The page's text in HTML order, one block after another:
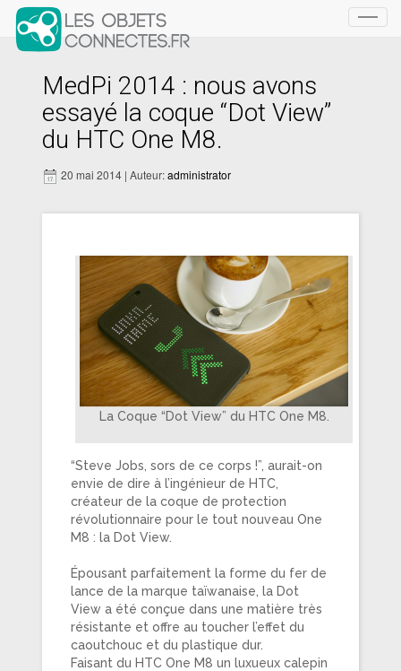
MedPi 2014 : nous avons
essayé la coque “Dot View”
du HTC One M8.
20 mai 2014 | Auteur:administrator
La Coque “Dot View” du HTC One M8.
“Steve Jobs, sors de ce corps !”, aurait-on
envie de dire à l’ingénieur de HTC,
créateur de la coque de protection
révolutionnaire pour le tout nouveau One
M8 : la Dot View.
Épousant parfaitement la forme du fer de
lance de la marque taïwanaise, la Dot
View a été conçue dans une matière très
résistante et offre au toucher l’effet du
caoutchouc et du plastique dur.
Faisant du HTC One M8 un luxueux calepin